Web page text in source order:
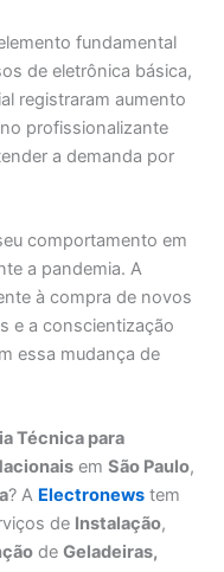
fundamental
de eletrônica básica,
registraram aumento
profissionalizante
a demanda por
comportamento em
a pandemia. A
à compra de novos
e a conscientização
essa mudança de
Técnica para
em São Paulo,
? A Electronews tem
de Instalação,
de Geladeiras,